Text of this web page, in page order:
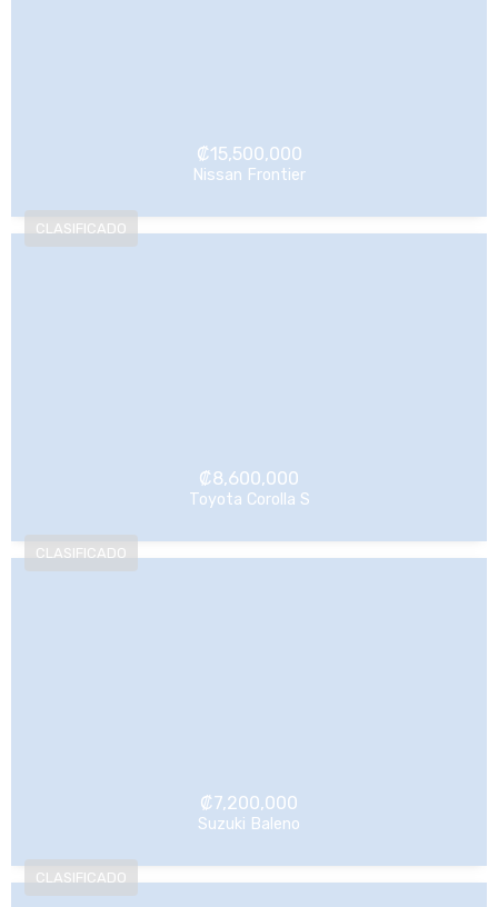
₡15,500,000
Nissan Frontier
₡8,600,000
Toyota Corolla S
₡7,200,000
Suzuki Baleno